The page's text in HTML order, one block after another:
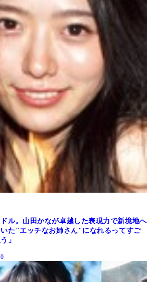
ル。山田かなが卓越した表現力で新境地へ
いた"エッチなお姉さん"になれるってすご
」